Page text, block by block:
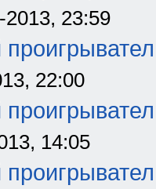
2013, 23:59
22:00
14:05